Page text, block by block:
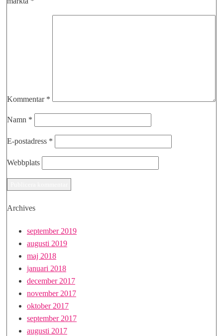
Kommentar *
Namn *
E-postadress *
Webbplats
Archives
september 2019
augusti 2019
maj 2018
januari 2018
december 2017
november 2017
oktober 2017
september 2017
augusti 2017